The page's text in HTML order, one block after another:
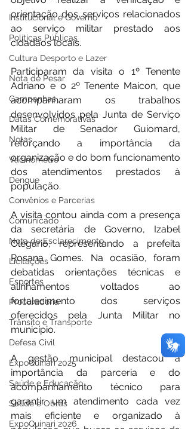
Institucional e Governo
Políticas Públicas
Cultura Desporto e Lazer
Nota de Pesar
Campanhas
Datas Comemorativas
Notas
Vacinômetro
Dengue
Convênios e Parcerias
Comunicado
Nota de Esclarecimento
Licitações
Esportes
Procuradoria
Trânsito e Transporte
Defesa Civil
ExpoQuinari 2025
Saúde e Educação
Saúde e Obras
ExpoQuinari 2026
orientação dos serviços relacionados
ao serviço militar prestado aos
cidadãos locais.
Participaram da visita o 1º Tenente
Adriano e o 2º Tenente Maicon, que
acompanharam os trabalhos
desenvolvidos pela Junta de Serviço
Militar de Senador Guiomard,
reforçando a importância da
organização e do bom funcionamento
dos atendimentos prestados à
população.
A visita contou ainda com a presença
da secretária de Governo, Izabel
Olégario, representando a prefeita
Rosana Gomes. Na ocasião, foram
debatidas orientações técnicas e
alinhamentos voltados ao
fortalecimento dos serviços
oferecidos pela Junta Militar no
município.
A gestão municipal destacou a
importância da parceria e do
acompanhamento técnico para
garantir um atendimento cada vez
mais eficiente e organizado à